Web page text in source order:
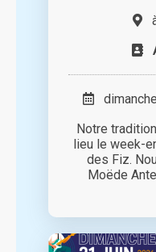
Notre
lieu le week-
des Fiz.
Moëde